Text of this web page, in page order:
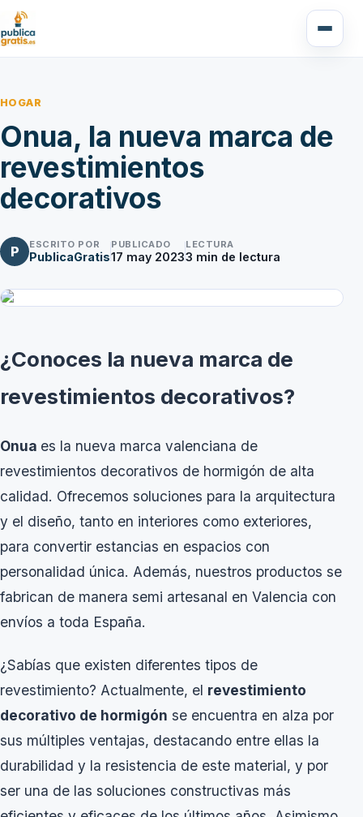
HOGAR
Onua, la nueva marca de
revestimientos
decorativos
P ESCRITO POR
PublicaGratis
PUBLICADO
17 may 2023
LECTURA
3 min de lectura
¿Conoces la nueva marca de
revestimientos decorativos?
Onua es la nueva marca valenciana de
revestimientos decorativos de hormigón de alta
calidad. Ofrecemos soluciones para la arquitectura
y el diseño, tanto en interiores como exteriores,
para convertir estancias en espacios con
personalidad única. Además, nuestros productos se
fabrican de manera semi artesanal en Valencia con
envíos a toda España.
¿Sabías que existen diferentes tipos de
revestimiento? Actualmente, el revestimiento
decorativo de hormigón se encuentra en alza por
sus múltiples ventajas, destacando entre ellas la
durabilidad y la resistencia de este material, y por
ser una de las soluciones constructivas más